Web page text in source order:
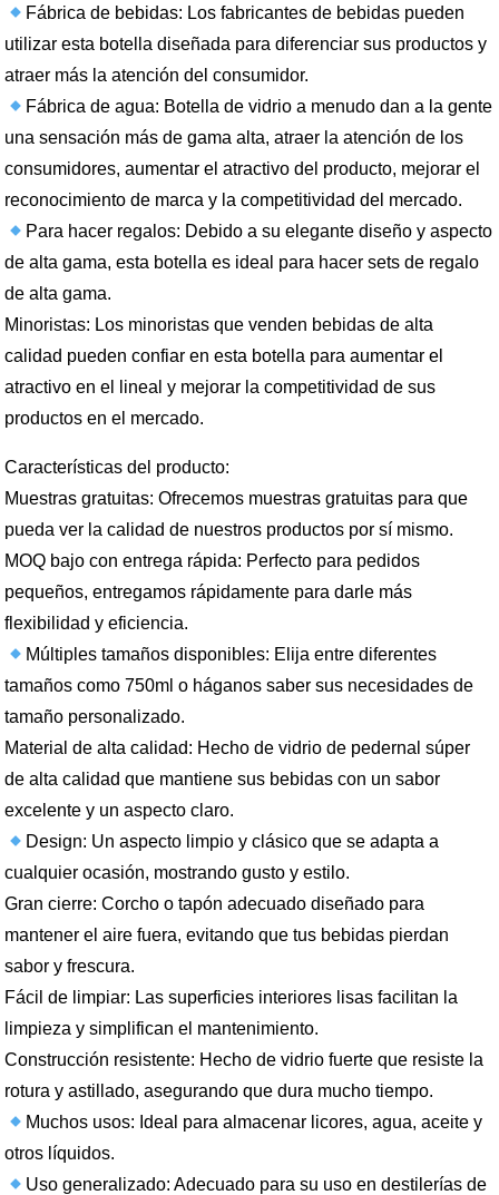
Fábrica de bebidas: Los fabricantes de bebidas pueden
utilizar esta botella diseñada para diferenciar sus productos y
atraer más la atención del consumidor.
Fábrica de agua: Botella de vidrio a menudo dan a la gente
una sensación más de gama alta, atraer la atención de los
consumidores, aumentar el atractivo del producto, mejorar el
reconocimiento de marca y la competitividad del mercado.
Para hacer regalos: Debido a su elegante diseño y aspecto
de alta gama, esta botella es ideal para hacer sets de regalo
de alta gama.
Minoristas: Los minoristas que venden bebidas de alta
calidad pueden confiar en esta botella para aumentar el
atractivo en el lineal y mejorar la competitividad de sus
productos en el mercado.
Características del producto:
Muestras gratuitas: Ofrecemos muestras gratuitas para que
pueda ver la calidad de nuestros productos por sí mismo.
MOQ bajo con entrega rápida: Perfecto para pedidos
pequeños, entregamos rápidamente para darle más
flexibilidad y eficiencia.
Múltiples tamaños disponibles: Elija entre diferentes
tamaños como 750ml o háganos saber sus necesidades de
tamaño personalizado.
Material de alta calidad: Hecho de vidrio de pedernal súper
de alta calidad que mantiene sus bebidas con un sabor
excelente y un aspecto claro.
Design: Un aspecto limpio y clásico que se adapta a
cualquier ocasión, mostrando gusto y estilo.
Gran cierre: Corcho o tapón adecuado diseñado para
mantener el aire fuera, evitando que tus bebidas pierdan
sabor y frescura.
Fácil de limpiar: Las superficies interiores lisas facilitan la
limpieza y simplifican el mantenimiento.
Construcción resistente: Hecho de vidrio fuerte que resiste la
rotura y astillado, asegurando que dura mucho tiempo.
Muchos usos: Ideal para almacenar licores, agua, aceite y
otros líquidos.
Uso generalizado: Adecuado para su uso en destilerías de